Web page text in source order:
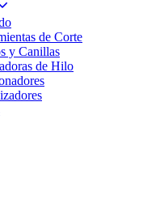
de Corte
y Canillas
de Hilo